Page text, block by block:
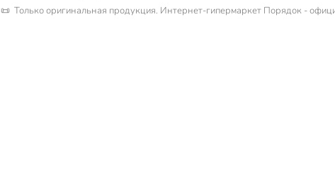
📜 Только оригинальная продукция. Интернет-гипермаркет Порядок -